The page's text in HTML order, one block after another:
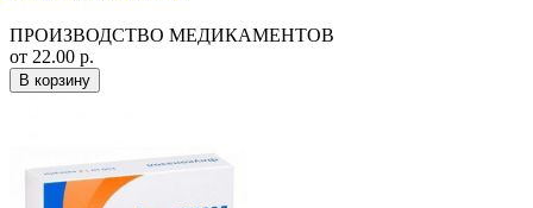
ПРОИЗВОДСТВО МЕДИКАМЕНТОВ
от 22.00 р.
В корзину